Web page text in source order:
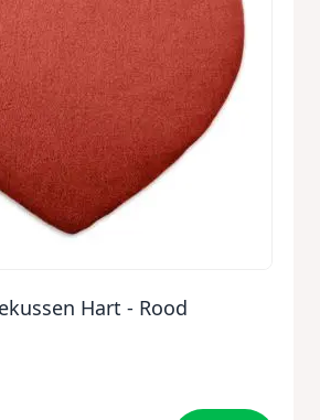
Hart - Rood